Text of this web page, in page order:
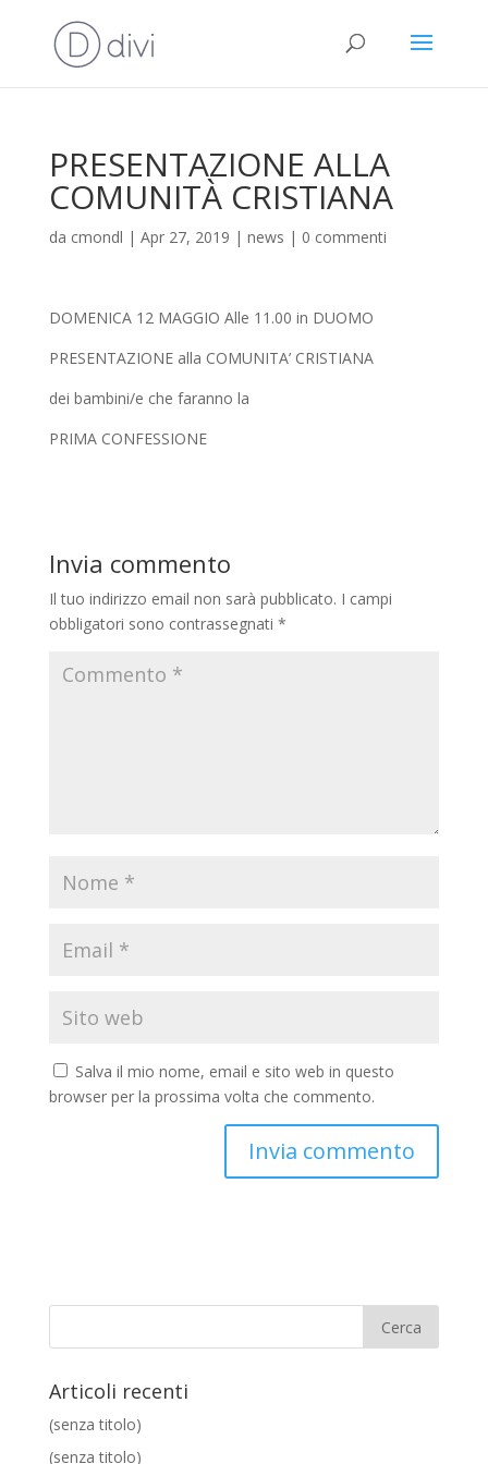
PRESENTAZIONE ALLA
COMUNITÀ CRISTIANA
da cmondl | Apr 27, 2019 | news | 0 commenti
DOMENICA 12 MAGGIO Alle 11.00 in DUOMO
PRESENTAZIONE alla COMUNITA’ CRISTIANA
dei bambini/e che faranno la
PRIMA CONFESSIONE
Invia commento
Il tuo indirizzo email non sarà pubblicato. I campi
obbligatori sono contrassegnati *
Salva il mio nome, email e sito web in questo
browser per la prossima volta che commento.
Articoli recenti
(senza titolo)
(senza titolo)